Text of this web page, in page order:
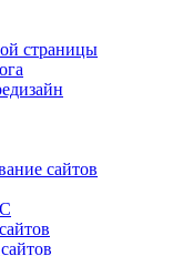
страницы
сайтов